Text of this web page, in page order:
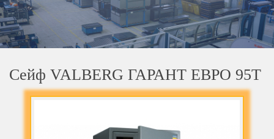
Сейф VALBERG ГАРАНТ ЕВРО 95T